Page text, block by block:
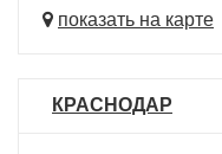
показать на карте
КРАСНОДАР